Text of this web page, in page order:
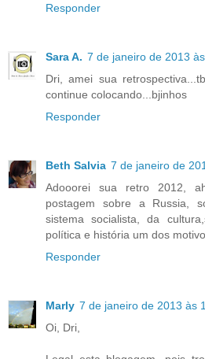
Responder
Sara A. 7 de janeiro de 2013
Dri, amei sua
continue colocando...bjinhos
Responder
Beth Salvia 7 de janeiro de
Adooorei sua retro 2012,
postagem sobre a Russia,
sistema socialista, da
política e história um dos
Responder
Marly 7 de janeiro de 2013 às
Oi, Dri,